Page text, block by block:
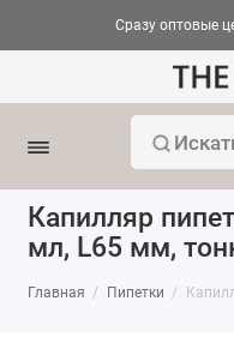
Сразу оптовые
Капилляр
мл, L65 мм,
Главная Пипетки